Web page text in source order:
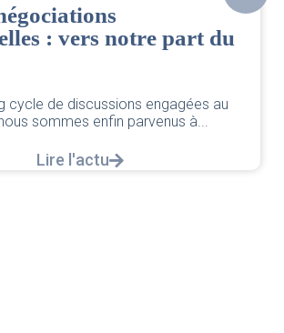
: vers notre part du
cycle de discussions engagées au
sommes enfin parvenus à...
Lire l'actu